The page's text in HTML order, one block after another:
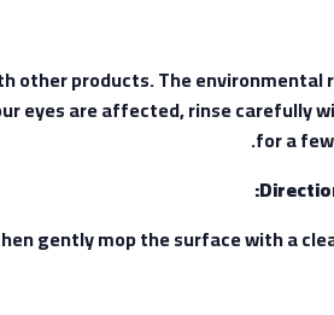
other products. The environmental
eyes are affected, rinse carefully
for a
gently mop the surface with a